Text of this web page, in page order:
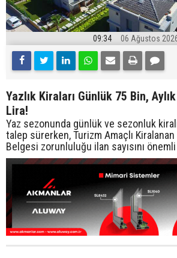
09:34 06 Ağustos
Yazlık Kiraları Günlük 75 Bin,
Lira!
Yaz sezonunda günlük ve sezonluk
talep sürerken, Turizm Amaçlı
Belgesi zorunluluğu ilan sayısını